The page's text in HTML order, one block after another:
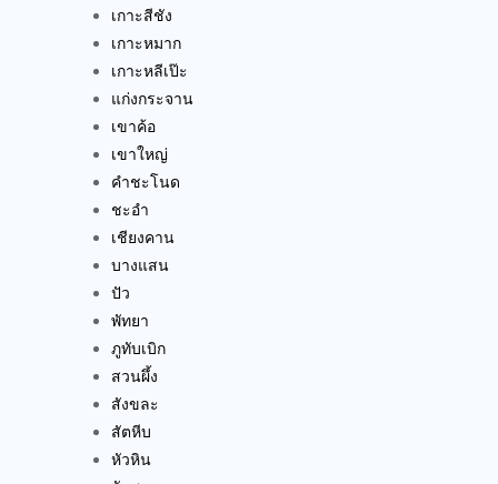
เกาะสีชัง
เกาะหมาก
เกาะหลีเป๊ะ
แก่งกระจาน
เขาค้อ
เขาใหญ่
คำชะโนด
ชะอำ
เชียงคาน
บางแสน
ปัว
พัทยา
ภูทับเบิก
สวนผึ้ง
สังขละ
สัตหีบ
หัวหิน